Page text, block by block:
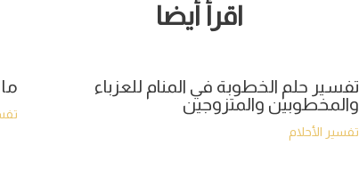
اقرأ أيضا
تفسير حلم الخطوبة في المنام للعزباء
والمخطوبين والمتزوجين
تفسير الأحلام